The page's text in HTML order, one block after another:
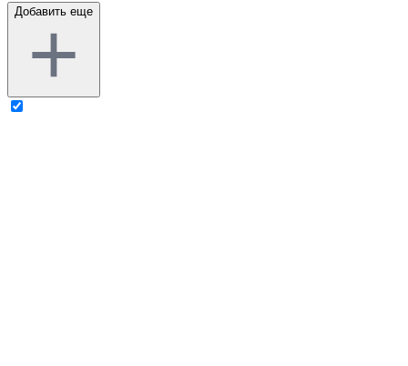
Добавить еще